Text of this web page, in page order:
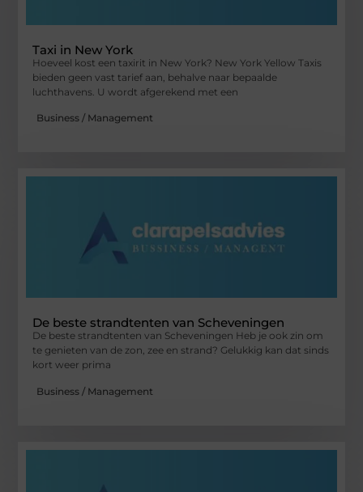
Taxi in New York
Hoeveel kost een taxirit in New York? New York Yellow Taxis
bieden geen vast tarief aan, behalve naar bepaalde
luchthavens. U wordt afgerekend met een
Business / Management
De beste strandtenten van Scheveningen
De beste strandtenten van Scheveningen Heb je ook zin om
te genieten van de zon, zee en strand? Gelukkig kan dat sinds
kort weer prima
Business / Management